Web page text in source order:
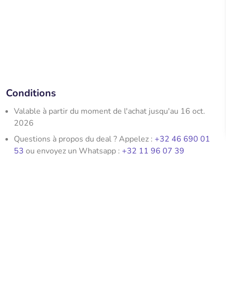
Conditions
Valable à partir du moment de l'achat jusqu'au 16 oct.
2026
Questions à propos du deal ? Appelez : +32 46 690 01
53 ou envoyez un Whatsapp : +32 11 96 07 39